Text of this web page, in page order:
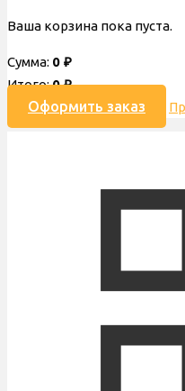
Ваша корзина пока пуста.
Сумма: 0 ₽
Итого:0₽
Оформить заказ